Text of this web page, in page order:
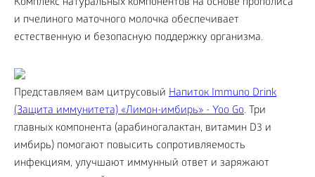
Комплекс натуральных компонентов на основе прополиса
и пчелиного маточного молочка обеспечивает
естественную и безопасную поддержку организма.
Представляем вам цитрусовый Напиток Immuno Drink
(Защита иммунитета) «Лимон-имбирь» - Yoo Gо. Три
главных компонента (арабиногалактан, витамин D3 и
имбирь) помогают повысить сопротивляемость
инфекциям, улучшают иммунный ответ и заряжают